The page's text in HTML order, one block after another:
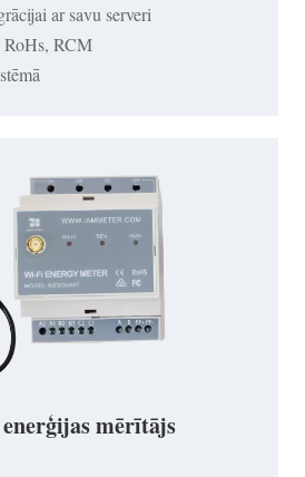
ar savu serveri
RCM
mērītājs